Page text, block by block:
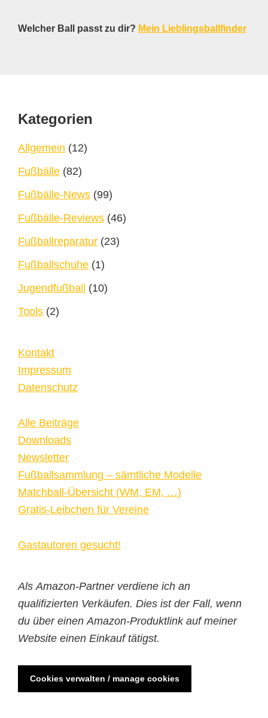
Welcher Ball passt zu dir? Mein Lieblingsballfinder
Footer
Kategorien
Allgemein (12)
Fußbälle (82)
Fußbälle-News (99)
Fußbälle-Reviews (46)
Fußballreparatur (23)
Fußballschuhe (1)
Jugendfußball (10)
Tools (2)
Kontakt
Impressum
Datenschutz
Alle Beiträge
Downloads
Newsletter
Fußballsammlung – sämtliche Modelle
Matchball-Übersicht (WM, EM, …)
Gratis-Leibchen für Vereine
Gastautoren gesucht!
Als Amazon-Partner verdiene ich an
qualifizierten Verkäufen. Dies ist der Fall, wenn
du über einen Amazon-Produktlink auf meiner
Website einen Einkauf tätigst.
Cookies verwalten / manage cookies